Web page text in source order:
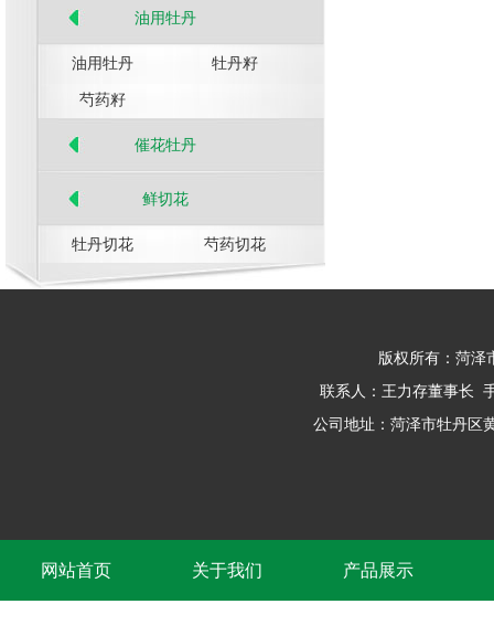
油用牡丹
油用牡丹 牡丹籽
芍药籽
催花牡丹
鲜切花
牡丹切花 芍药切花
版权所有：菏
联系人：王力存董事长
公司地址：菏泽市牡丹区
网站首页 关于我们 产品展示